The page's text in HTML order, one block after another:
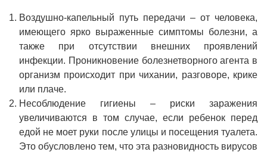
Воздушно-капельный путь передачи – от человека,
имеющего ярко выраженные симптомы болезни, а
также при отсутствии внешних проявлений
инфекции. Проникновение болезнетворного агента в
организм происходит при чихании, разговоре, крике
или плаче.
Несоблюдение гигиены – риски заражения
увеличиваются в том случае, если ребенок перед
едой не моет руки после улицы и посещения туалета.
Это обусловлено тем, что эта разновидность вирусов